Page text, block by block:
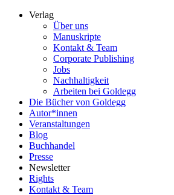
Verlag
Über uns
Manuskripte
Kontakt & Team
Corporate Publishing
Jobs
Nachhaltigkeit
Arbeiten bei Goldegg
Die Bücher von Goldegg
Autor*innen
Veranstaltungen
Blog
Buchhandel
Presse
Newsletter
Rights
Kontakt & Team